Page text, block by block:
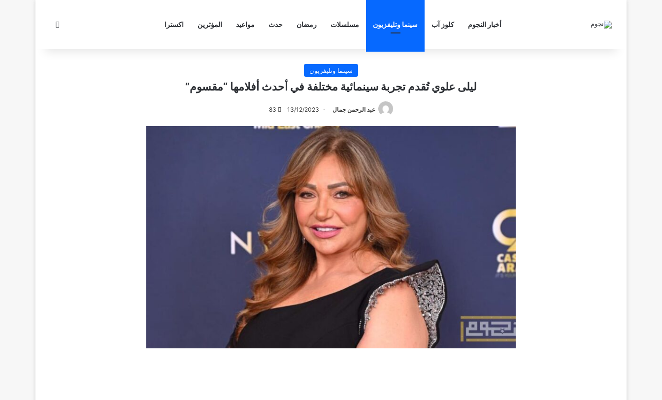
أخبار النجوم كلوز آب سينما وتليفزيون مسلسلات رمضان حدث مواعيد المؤثرين اكسترا
سينما وتليفزيون
ليلى علوي تُقدم تجربة سينمائية مختلفة في أحدث أفلامها “مقسوم”
عبد الرحمن جمال 13/12/2023
83